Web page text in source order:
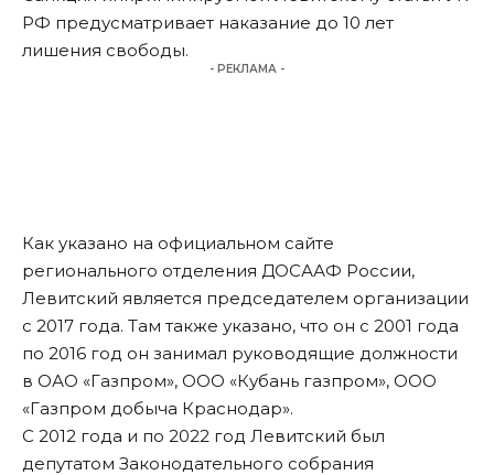
РФ предусматривает наказание до 10 лет
лишения свободы.
- РЕКЛАМА -
Как указано на официальном сайте
регионального отделения ДОСААФ России,
Левитский является председателем организации
с 2017 года. Там также указано, что он с 2001 года
по 2016 год он занимал руководящие должности
в ОАО «Газпром», ООО «Кубань газпром», ООО
«Газпром добыча Краснодар».
С 2012 года и по 2022 год Левитский был
депутатом Законодательного собрания